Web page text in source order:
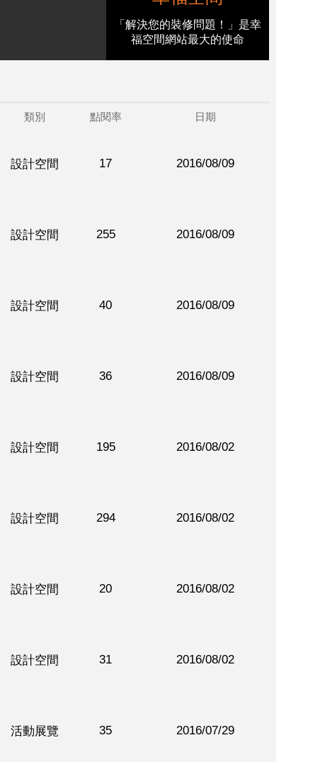
「解決您的裝修問題！」是幸
福空間網站最大的使命
類別 點閱率 日期
設計空間 17 2016/08/09
設計空間 255 2016/08/09
設計空間 40 2016/08/09
設計空間 36 2016/08/09
設計空間 195 2016/08/02
設計空間 294 2016/08/02
設計空間 20 2016/08/02
設計空間 31 2016/08/02
活動展覽 35 2016/07/29